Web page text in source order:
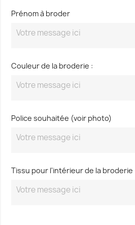
Prénom à broder
Couleur de la broderie :
Police souhaitée (voir photo)
Tissu pour l'intérieur de la broderie